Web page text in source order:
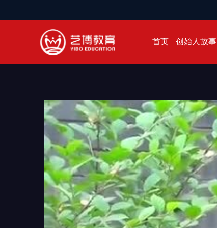
首页 创始人故事